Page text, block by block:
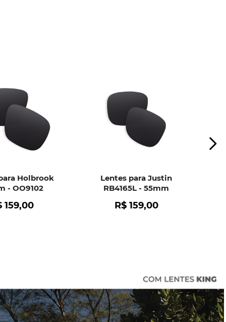
Holbrook
- OO9102
159,00
Lentes para Justin
RB4165L - 55mm
R$ 159,00